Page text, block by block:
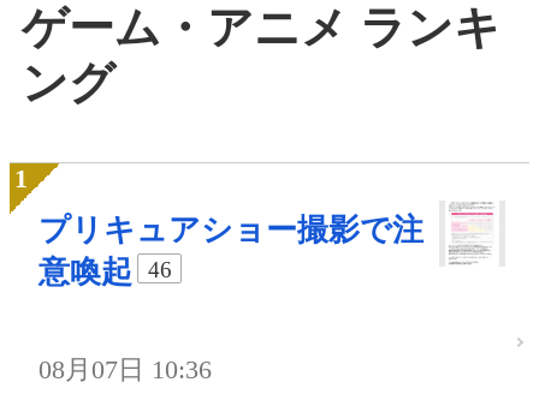
ゲーム・アニメ ランキ
ング
プリキュアショー撮影で注
意喚起
46
08月07日 10:36